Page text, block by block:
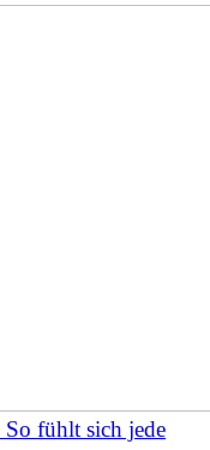
fühlt sich jede